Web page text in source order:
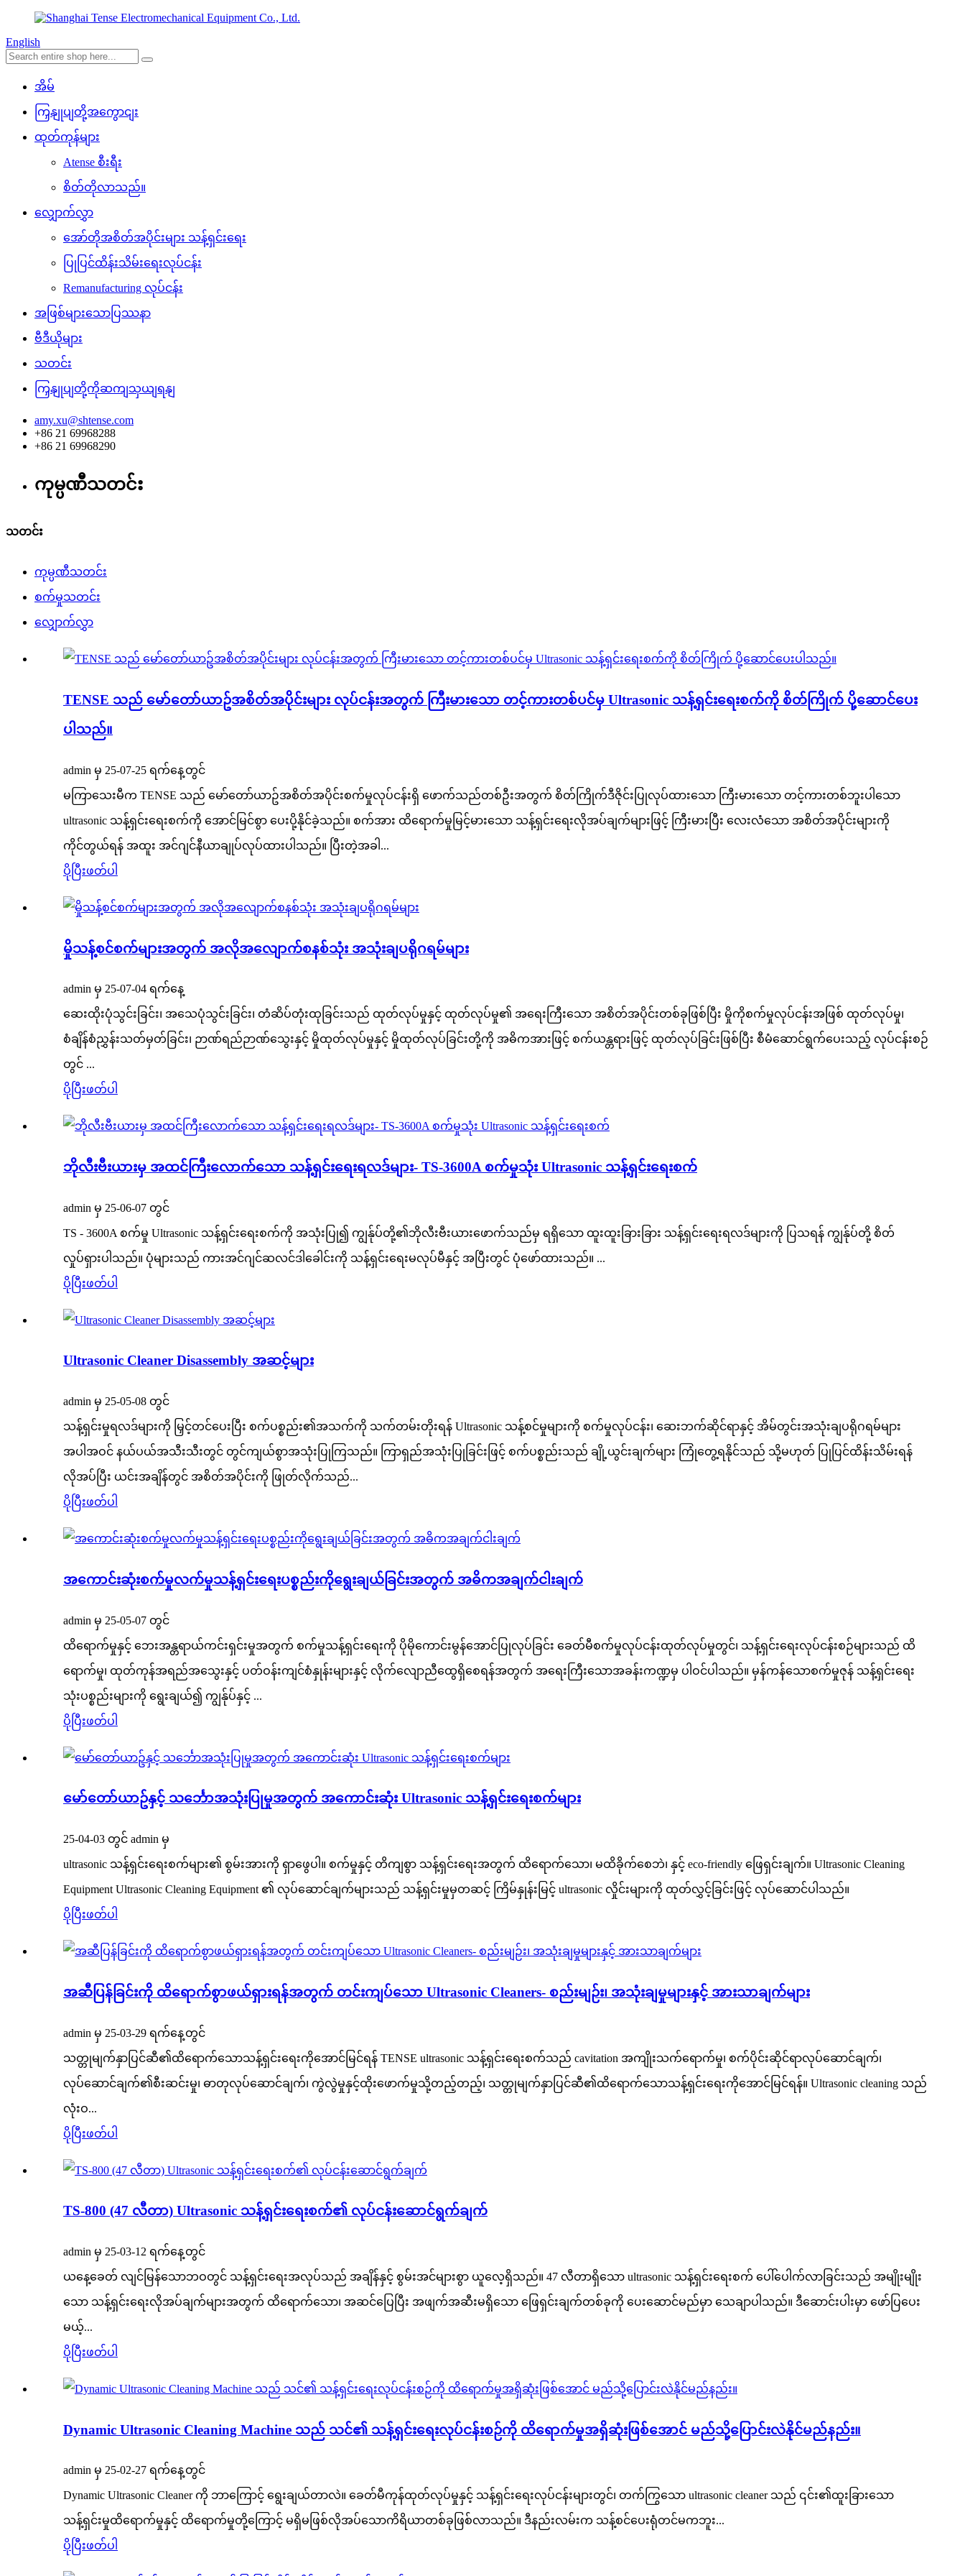
English
အိမ်
ကြှနျုပျတို့အကွောငျး
ထုတ်ကုန်များ
Atense စီးရီး
စိတ်တိုလာသည်။
လျှောက်လွှာ
အော်တိုအစိတ်အပိုင်းများ သန့်ရှင်းရေး
ပြုပြင်ထိန်းသိမ်းရေးလုပ်ငန်း
Remanufacturing လုပ်ငန်း
အဖြစ်များသောပြဿနာ
ဗီဒီယိုများ
သတင်း
ကြှနျုပျတို့ကိုဆကျသှယျရနျ
amy.xu@shtense.com
+86 21 69968288
+86 21 69968290
ကုမ္ပဏီသတင်း
သတင်း
ကုမ္ပဏီသတင်း
စက်မှုသတင်း
လျှောက်လွှာ
TENSE သည် မော်တော်ယာဥ်အစိတ်အပိုင်းများ လုပ်ငန်းအတွက် ကြီးမားသော တင့်ကားတစ်ပင်မှ Ultrasonic သန့်ရှင်းရေးစက်ကို စိတ်ကြိုက် ပို့ဆောင်ပေး
ပါသည်။
admin မှ 25-07-25 ရက်နေ့တွင်
မကြာသေးမီက TENSE သည် မော်တော်ယာဥ်အစိတ်အပိုင်းစက်မှုလုပ်ငန်းရှိ ဖောက်သည်တစ်ဦးအတွက် စိတ်ကြိုက်ဒီဇိုင်းပြုလုပ်ထားသော ကြီးမားသော တင့်ကားတစ်ဘူးပါသော
ultrasonic သန့်ရှင်းရေးစက်ကို အောင်မြင်စွာ ပေးပို့နိုင်ခဲ့သည်။ စက်အား ထိရောက်မှုမြင့်မားသော သန့်ရှင်းရေးလိုအပ်ချက်များဖြင့် ကြီးမားပြီး လေးလံသော အစိတ်အပိုင်းများကို
ကိုင်တွယ်ရန် အထူး အင်ဂျင်နီယာချုပ်လုပ်ထားပါသည်။ ပြီးတဲ့အခါ...
ပိုပြီးဖတ်ပါ
မှိုသန့်စင်စက်များအတွက် အလိုအလျောက်စနစ်သုံး အသုံးချပရိုဂရမ်များ
admin မှ 25-07-04 ရက်နေ့
ဆေးထိုးပုံသွင်းခြင်း၊ အသေပုံသွင်းခြင်း၊ တံဆိပ်တုံးထုခြင်းသည် ထုတ်လုပ်မှုနှင့် ထုတ်လုပ်မှု၏ အရေးကြီးသော အစိတ်အပိုင်းတစ်ခုဖြစ်ပြီး မှိုကိုစက်မှုလုပ်ငန်းအဖြစ် ထုတ်လုပ်မှု၊
စံချိန်စံညွှန်းသတ်မှတ်ခြင်း၊ ဉာဏ်ရည်ဉာဏ်သွေးနှင့် မှိုထုတ်လုပ်မှုနှင့် မှိုထုတ်လုပ်ခြင်းတို့ကို အဓိကအားဖြင့် စက်ယန္တရားဖြင့် ထုတ်လုပ်ခြင်းဖြစ်ပြီး စီမံဆောင်ရွက်ပေးသည့် လုပ်ငန်းစဉ်
တွင် ...
ပိုပြီးဖတ်ပါ
ဘိုလီးဗီးယားမှ အထင်ကြီးလောက်သော သန့်ရှင်းရေးရလဒ်များ- TS-3600A စက်မှုသုံး Ultrasonic သန့်ရှင်းရေးစက်
admin မှ 25-06-07 တွင်
TS - 3600A စက်မှု Ultrasonic သန့်ရှင်းရေးစက်ကို အသုံးပြု၍ ကျွန်ုပ်တို့၏ဘိုလီးဗီးယားဖောက်သည်မှ ရရှိသော ထူးထူးခြားခြား သန့်ရှင်းရေးရလဒ်များကို ပြသရန် ကျွန်ုပ်တို့ စိတ်
လှုပ်ရှားပါသည်။ ပုံများသည် ကားအင်ဂျင်ဆလင်ဒါခေါင်းကို သန့်ရှင်းရေးမလုပ်မီနှင့် အပြီးတွင် ပုံဖော်ထားသည်။ ...
ပိုပြီးဖတ်ပါ
Ultrasonic Cleaner Disassembly အဆင့်များ
admin မှ 25-05-08 တွင်
သန့်ရှင်းမှုရလဒ်များကို မြှင့်တင်ပေးပြီး စက်ပစ္စည်း၏အသက်ကို သက်တမ်းတိုးရန် Ultrasonic သန့်စင်မှုများကို စက်မှုလုပ်ငန်း၊ ဆေးဘက်ဆိုင်ရာနှင့် အိမ်တွင်းအသုံးချပရိုဂရမ်များ
အပါအဝင် နယ်ပယ်အသီးသီးတွင် တွင်ကျယ်စွာအသုံးပြုကြသည်။ ကြာရှည်အသုံးပြုခြင်းဖြင့် စက်ပစ္စည်းသည် ချို့ယွင်းချက်များ ကြုံတွေ့ရနိုင်သည် သို့မဟုတ် ပြုပြင်ထိန်းသိမ်းရန်
လိုအပ်ပြီး ယင်းအချိန်တွင် အစိတ်အပိုင်းကို ဖြုတ်လိုက်သည်...
ပိုပြီးဖတ်ပါ
အကောင်းဆုံးစက်မှုလက်မှုသန့်ရှင်းရေးပစ္စည်းကိုရွေးချယ်ခြင်းအတွက် အဓိကအချက်ငါးချက်
admin မှ 25-05-07 တွင်
ထိရောက်မှုနှင့် ဘေးအန္တရာယ်ကင်းရှင်းမှုအတွက် စက်မှုသန့်ရှင်းရေးကို ပိုမိုကောင်းမွန်အောင်ပြုလုပ်ခြင်း ခေတ်မီစက်မှုလုပ်ငန်းထုတ်လုပ်မှုတွင်၊ သန့်ရှင်းရေးလုပ်ငန်းစဉ်များသည် ထိ
ရောက်မှု၊ ထုတ်ကုန်အရည်အသွေးနှင့် ပတ်ဝန်းကျင်စံနှုန်းများနှင့် လိုက်လျောညီထွေရှိစေရန်အတွက် အရေးကြီးသောအခန်းကဏ္ဍမှ ပါဝင်ပါသည်။ မှန်ကန်သောစက်မှုဇုန် သန့်ရှင်းရေး
သုံးပစ္စည်းများကို ရွေးချယ်၍ ကျွန်ုပ်နှင့် ...
ပိုပြီးဖတ်ပါ
မော်တော်ယာဥ်နှင့် သင်္ဘောအသုံးပြုမှုအတွက် အကောင်းဆုံး Ultrasonic သန့်ရှင်းရေးစက်များ
25-04-03 တွင် admin မှ
ultrasonic သန့်ရှင်းရေးစက်များ၏ စွမ်းအားကို ရှာဖွေပါ။ စက်မှုနှင့် တိကျစွာ သန့်ရှင်းရေးအတွက် ထိရောက်သော၊ မထိခိုက်စေဘဲ၊ နှင့် eco-friendly ဖြေရှင်းချက်။ Ultrasonic Cleaning
Equipment Ultrasonic Cleaning Equipment ၏ လုပ်ဆောင်ချက်များသည် သန့်ရှင်းမှုမှတဆင့် ကြိမ်နှုန်းမြင့် ultrasonic လှိုင်းများကို ထုတ်လွှင့်ခြင်းဖြင့် လုပ်ဆောင်ပါသည်။
ပိုပြီးဖတ်ပါ
အဆီပြန်ခြင်းကို ထိရောက်စွာဖယ်ရှားရန်အတွက် တင်းကျပ်သော Ultrasonic Cleaners- စည်းမျဉ်း၊ အသုံးချမှုများနှင့် အားသာချက်များ
admin မှ 25-03-29 ရက်နေ့တွင်
သတ္တုမျက်နှာပြင်ဆီ၏ထိရောက်သောသန့်ရှင်းရေးကိုအောင်မြင်ရန် TENSE ultrasonic သန့်ရှင်းရေးစက်သည် cavitation အကျိုးသက်ရောက်မှု၊ စက်ပိုင်းဆိုင်ရာလုပ်ဆောင်ချက်၊
လုပ်ဆောင်ချက်၏စီးဆင်းမှု၊ ဓာတုလုပ်ဆောင်ချက်၊ ကွဲလွဲမှုနှင့်ထိုးဖောက်မှုသို့တည့်တည့်၊ သတ္တုမျက်နှာပြင်ဆီ၏ထိရောက်သောသန့်ရှင်းရေးကိုအောင်မြင်ရန်။ Ultrasonic cleaning သည်
လုံးဝ...
ပိုပြီးဖတ်ပါ
TS-800 (47 လီတာ) Ultrasonic သန့်ရှင်းရေးစက်၏ လုပ်ငန်းဆောင်ရွက်ချက်
admin မှ 25-03-12 ရက်နေ့တွင်
ယနေ့ခေတ် လျင်မြန်သောဘဝတွင် သန့်ရှင်းရေးအလုပ်သည် အချိန်နှင့် စွမ်းအင်များစွာ ယူလေ့ရှိသည်။ 47 လီတာရှိသော ultrasonic သန့်ရှင်းရေးစက် ပေါ်ပေါက်လာခြင်းသည် အမျိုးမျိုး
သော သန့်ရှင်းရေးလိုအပ်ချက်များအတွက် ထိရောက်သော၊ အဆင်ပြေပြီး အဖျက်အဆီးမရှိသော ဖြေရှင်းချက်တစ်ခုကို ပေးဆောင်မည်မှာ သေချာပါသည်။ ဒီဆောင်းပါးမှာ ဖော်ပြပေး
မယ့်...
ပိုပြီးဖတ်ပါ
Dynamic Ultrasonic Cleaning Machine သည် သင်၏ သန့်ရှင်းရေးလုပ်ငန်းစဉ်ကို ထိရောက်မှုအရှိဆုံးဖြစ်အောင် မည်သို့ပြောင်းလဲနိုင်မည်နည်း။
admin မှ 25-02-27 ရက်နေ့တွင်
Dynamic Ultrasonic Cleaner ကို ဘာကြောင့် ရွေးချယ်တာလဲ။ ခေတ်မီကုန်ထုတ်လုပ်မှုနှင့် သန့်ရှင်းရေးလုပ်ငန်းများတွင်၊ တက်ကြွသော ultrasonic cleaner သည် ၎င်း၏ထူးခြားသော
သန့်ရှင်းမှုထိရောက်မှုနှင့် ထိရောက်မှုတို့ကြောင့် မရှိမဖြစ်လိုအပ်သောကိရိယာတစ်ခုဖြစ်လာသည်။ ဒီနည်းလမ်းက သန့်စင်ပေးရုံတင်မကဘူး...
ပိုပြီးဖတ်ပါ